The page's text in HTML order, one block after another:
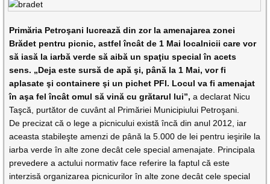
Primăria Petroşani lucrează din zor la amenajarea zonei
Brădet pentru picnic, astfel încât de 1 Mai localnicii care vor
să iasă la iarbă verde să aibă un spaţiu special în acets
sens. „Deja este sursă de apă şi, până la 1 Mai, vor fi
aplasate şi containere şi un pichet PFI. Locul va fi amenajat
în aşa fel încât omul să vină cu grătarul lui”, a declarat Nicu
Taşcă, purtător de cuvânt al Primăriei Municipiului Petroşani.
De precizat că o lege a picnicului există încă din anul 2012, iar
aceasta stabileşte amenzi de până la 5.000 de lei pentru ieşirile la
iarba verde în alte zone decât cele special amenajate. Principala
prevedere a actului normativ face referire la faptul că este
interzisă organizarea picnicurilor în alte zone decât cele special